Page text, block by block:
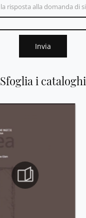
Sfoglia i cataloghi
Invia